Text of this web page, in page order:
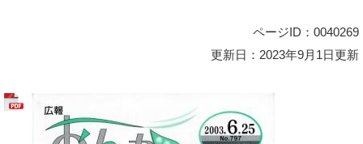
ページID：0040269
更新日：2023年9月1日更新